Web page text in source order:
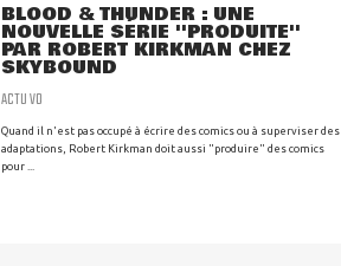
BLOOD & THUNDER : UNE
NOUVELLE SÉRIE ''PRODUITE''
PAR ROBERT KIRKMAN CHEZ
SKYBOUND
ACTU VO
Quand il n'est pas occupé à écrire des comics ou à superviser des
adaptations, Robert Kirkman doit aussi "produire" des comics
pour ...